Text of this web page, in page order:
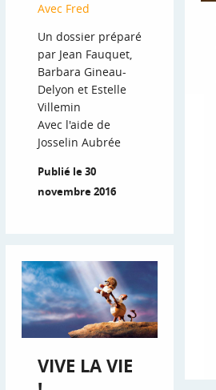
Avec Fred
Un dossier préparé
par Jean Fauquet,
Barbara Gineau-
Delyon et Estelle
Villemin
Avec l'aide de
Josselin Aubrée
Publié le 30
novembre 2016
VIVE LA VIE